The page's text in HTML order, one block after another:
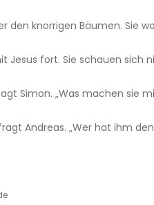
den knorrigen Bäumen. Sie
Jesus fort. Sie schauen sich
Simon. „Was machen sie
Andreas. „Wer hat ihm